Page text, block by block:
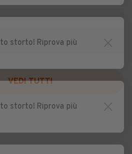
Lupari
Colle
VEDI TUTTI
storto! Riprova più
storto! Riprova più